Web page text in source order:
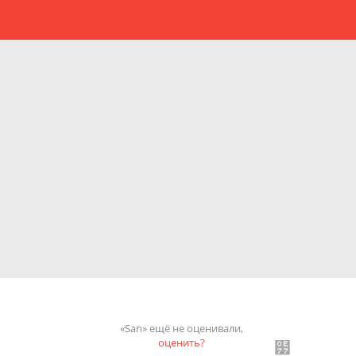
«San» ещё не оценивали,
оценить?